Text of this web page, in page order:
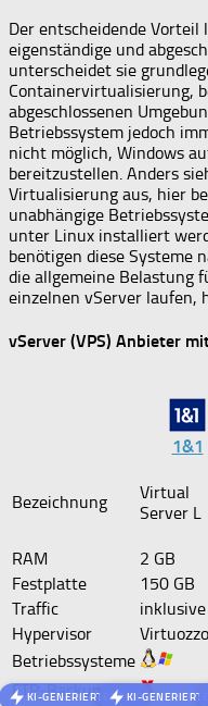
Der entscheidende Vorteil
eigenständige und
unterscheidet sie
Containervirtualisierung,
abgeschlossenen
Betriebssystem jedoch
nicht möglich, Windows
bereitzustellen. Anders
Virtualisierung aus, hier
unabhängige
unter Linux installiert
benötigen diese Systeme
die allgemeine Belastung
einzelnen vServer laufen,
vServer (VPS) Anbieter
1&1
Bezeichnung
Virtual
Server L
RAM 2 GB
Festplatte
150 GB
Traffic
inklusive
Hypervisor
Virtuozzo
Betriebssysteme
FTP-Backup
KI-GENERIERTES BILD
KI-